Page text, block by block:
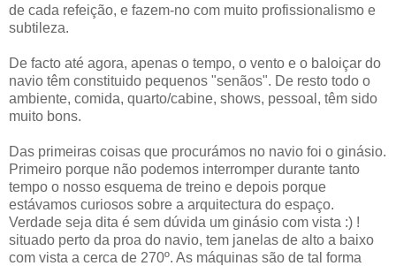
de cada refeição, e fazem-no com muito profissionalismo e
subtileza.
De facto até agora, apenas o tempo, o vento e o baloiçar do
navio têm constituido pequenos "senãos". De resto todo o
ambiente, comida, quarto/cabine, shows, pessoal, têm sido
muito bons.
Das primeiras coisas que procurámos no navio foi o ginásio.
Primeiro porque não podemos interromper durante tanto
tempo o nosso esquema de treino e depois porque
estávamos curiosos sobre a arquitectura do espaço.
Verdade seja dita é sem dúvida um ginásio com vista :) !
situado perto da proa do navio, tem janelas de alto a baixo
com vista a cerca de 270º. As máquinas são de tal forma